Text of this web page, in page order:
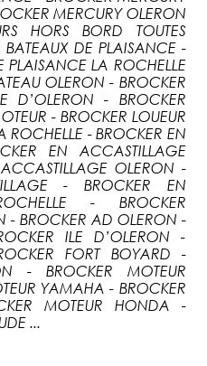
MERCURY OLERON
HORS BORD TOUTES
DE PLAISANCE -
PLAISANCE LA ROCHELLE
OLERON - BROCKER
D’OLERON - BROCKER
- BROCKER LOUEUR
ROCHELLE - BROCKER EN
EN ACCASTILLAGE
OLERON -
- BROCKER EN
- BROCKER
- BROCKER AD OLERON -
ILE D’OLERON -
FORT BOYARD -
- BROCKER MOTEUR
YAMAHA - BROCKER
MOTEUR HONDA -
...